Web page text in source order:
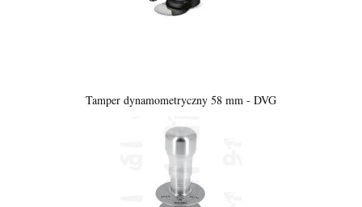
Tamper dynamometryczny 58 mm - DVG